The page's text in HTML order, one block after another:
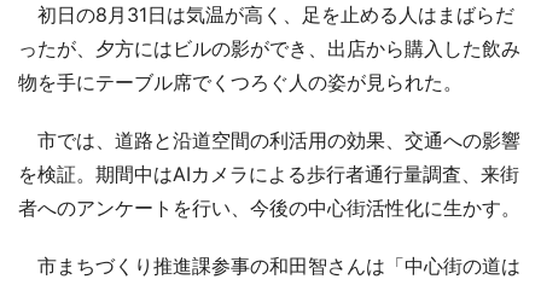
初日の8月31日は気温が高く、足を止める人はまばらだ
ったが、夕方にはビルの影ができ、出店から購入した飲み
物を手にテーブル席でくつろぐ人の姿が見られた。
市では、道路と沿道空間の利活用の効果、交通への影響
を検証。期間中はAIカメラによる歩行者通行量調査、来街
者へのアンケートを行い、今後の中心街活性化に生かす。
市まちづくり推進課参事の和田智さんは「中心街の道は